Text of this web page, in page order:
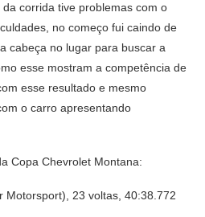
corrida tive problemas com o
no começo fui caindo de
cabeça no lugar para buscar a
esse mostram a competência de
esse resultado e mesmo
o carro apresentando
Copa Chevrolet Montana:
Motorsport), 23 voltas, 40:38.772